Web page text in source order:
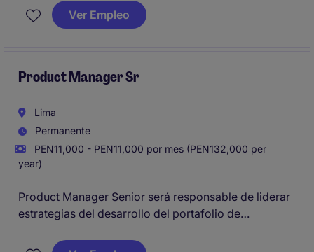
enfoque en el cumplimiento de metas comerciales.
Ver Empleo
Product Manager Sr
Lima
Permanente
PEN11,000 - PEN11,000 por mes (PEN132,000 per
year)
Product Manager Senior será responsable de liderar
estrategias del desarrollo del portafolio de
coordinar proyectos y fomentar el crecimiento del